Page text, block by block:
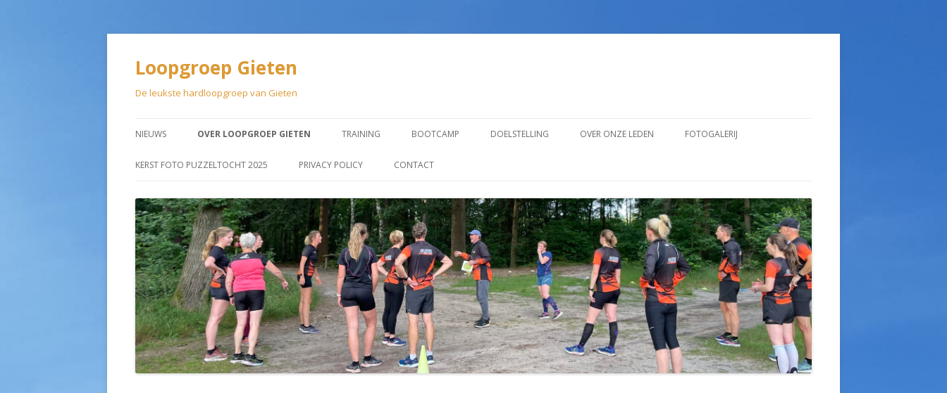
Loopgroep Gieten
De leukste hardloopgroep van Gieten
naar
NIEUWS OVER LOOPGROEP GIETEN
LIDMAATSCHAP
TRAINING
TRAINING VOOR BEGINNERS
BOOTCAMP DOELSTELLING OVER ONZE LEDEN FOTOGALERIJ
KERST FOTO PUZZELTOCHT 2025 PRIVACY POLICY CONTACT